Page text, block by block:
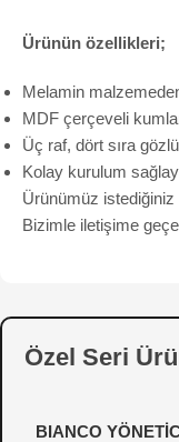
Ürünün özellikleri;
Melamin
MDF çerçeveli
Üç raf, dört sıra
Kolay kurulum
Ürünümüz istediğiniz
Bizimle iletişime
Özel Seri
BIANCO